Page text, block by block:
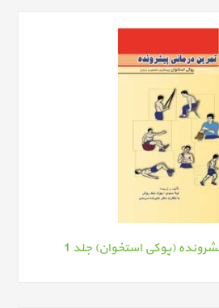
(پوکی استخوان) جلد 1